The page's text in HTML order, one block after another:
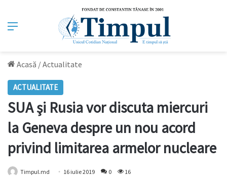
Meniu
Acasă /Actualitate
ACTUALITATE
SUA şi Rusia vor discuta miercuri
la Geneva despre un nou acord
privind limitarea armelor nucleare
Timpul.md 16 iulie 2019 0 16